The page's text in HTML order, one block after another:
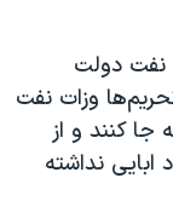
نفت دولت
وزات نفت
جا کنند و از
نداشته